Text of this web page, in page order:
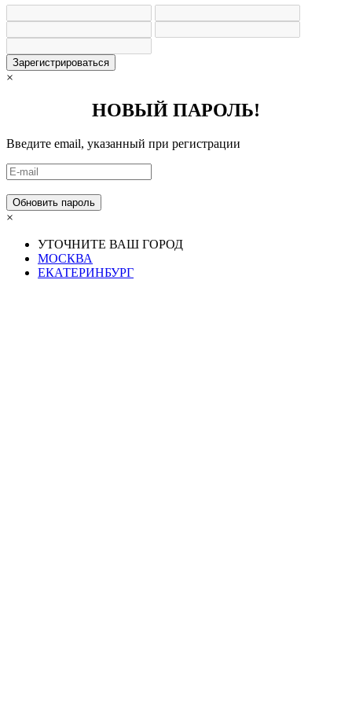
Зарегистрироваться
×
НОВЫЙ ПАРОЛЬ!
Введите email, указанный при регистрации
×
УТОЧНИТЕ ВАШ ГОРОД
МОСКВА
ЕКАТЕРИНБУРГ